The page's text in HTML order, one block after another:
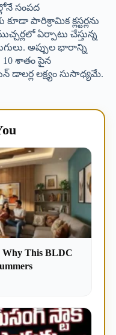
సంపద
పారిశ్రామిక క్లస్టర్లను
ఏర్పాటు చేస్తున్న
అప్పుల భారాన్ని
10 శాతం పైన
డాలర్ల లక్ష్యం సుసాధ్యమే.
Why This BLDC